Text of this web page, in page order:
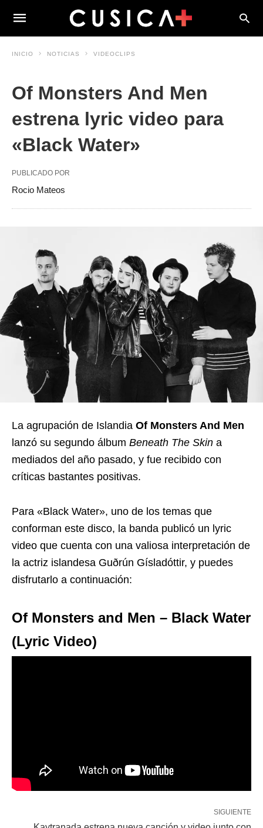
INICIO NOTICIAS VIDEOCLIPS
Of Monsters And Men
estrena lyric video para
«Black Water»
PUBLICADO POR
Rocio Mateos
La agrupación de Islandia Of Monsters And Men
lanzó su segundo álbum Beneath The Skin a
mediados del año pasado, y fue recibido con
críticas bastantes positivas.
Para «Black Water», uno de los temas que
conforman este disco, la banda publicó un lyric
video que cuenta con una valiosa interpretación de
la actriz islandesa Guðrún Gísladóttir, y puedes
disfrutarlo a continuación:
Of Monsters and Men – Black Water
(Lyric Video)
SIGUIENTE